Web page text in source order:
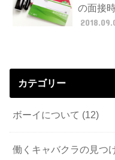
の面接
カテゴリー
ボーイについて (12)
働くキャバクラの見つ